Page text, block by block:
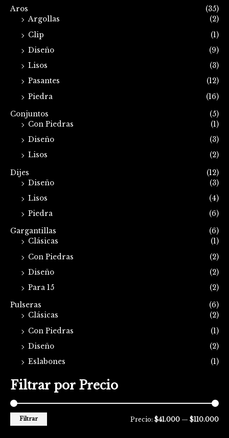
Aros
(35)
Argollas
(2)
Clip
(1)
Diseño
(9)
Lisos
(3)
Pasantes
(12)
Piedra
(16)
Conjuntos
(5)
Con Piedras
(1)
Diseño
(3)
Lisos
(2)
Dijes
(12)
Diseño
(3)
Lisos
(4)
Piedra
(6)
Gargantillas
(6)
Clásicas
(1)
Con Piedras
(2)
Diseño
(2)
Para 15
(2)
Pulseras
(6)
Clásicas
(2)
Con Piedras
(1)
Diseño
(2)
Eslabones
(1)
Filtrar por Precio
Filtrar Precio: $41.000 — $110.000